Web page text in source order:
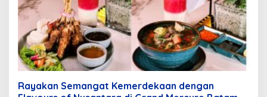
Rayakan Semangat Kemerdekaan dengan